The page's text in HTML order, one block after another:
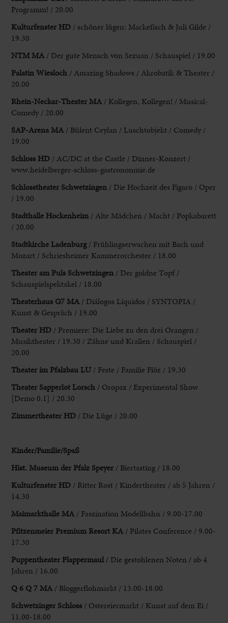
Programm! / 20.00
Kulturfenster HD / schöner lügen: Mackefisch & Juli Gilde /
19.30
NTM MA / Der gute Mensch von Sezuan / Schauspiel / 19.00
Palatin Wiesloch / Amazing Shadows / Akrobatik & Theater /
20.00
Rhein-Neckar-TheaterMA / Kollegen, Kollegen! / Musical-
Comedy / 20.00
SAP-Arena MA / Bülent Ceylan / Luschtobjekt / Comedy /
19.00
Schloss HD / AC/DC at the Castle / Dinner-Konzert /
www.heidelberger-schloss-gastrononmie.de
Schlosstheater Schwetzingen / Die Hochzeit des Figaro / Oper
/ 19.00
Stadthalle Hockenheim / Alte Mädchen / Macht / Popkabarett
/ 20.00
Stadtkirche Ladenburg / Frühlingserwachen mit Bach und
Mozart / Schriesheimer Kammerorchester / 18.00
Theater am Puls Schwetzingen / Der goldne Topf /
Schauspielspektakel / 18.00
Theaterhaus G7 MA / Diálogos Líquidos / SYNTOPIA /
Kunst & Gespräch / 19.00
Theater HD / Premiere: Die Liebe zu den drei Orangen /
Musiktheater / 19.30 / Zähne und Krallen / Schauspiel /
20.00
Theater im Pfalzbau LU / Feste / Familie Flöz / 19.30
Theater Sapperlot Lorsch / Oropax / Experimental Show
[Demo 0.1] / 20.30
Zimmertheater HD / Die Lüge / 20.00
Kinder/Familie/Spaß
Hist. Museum der Pfalz Speyer / Biertasting / 18.00
Kulturfenster HD / Ritter Rost / Kindertheater / ab 5 Jahren /
14.30
Maimarkthalle MA / Faszination Modellbahn / 9.00-17.00
Pfitzenmeier Premium Resort KA / Pilates Conference / 9.00-
17.30
Puppentheater Plappermaul / Die gestohlenen Noten / ab 4
Jahren / 16.00
Q 6 Q 7 MA / Bloggerflohmarkt / 13.00-18.00
Schwetzinger Schloss / Ostereiermarkt / Kunst auf dem Ei /
11.00-18.00